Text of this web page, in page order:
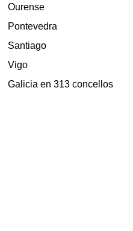
Ourense
Pontevedra
Santiago
Vigo
Galicia en 313 concellos